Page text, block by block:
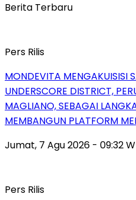
Berita Terbaru
Pers Rilis
MONDEVITA MENGAKUISISI
UNDERSCORE DISTRICT,
MAGLIANO, SEBAGAI
MEMBANGUN PLATFORM
Jumat, 7 Agu 2026 - 09:32
Pers Rilis